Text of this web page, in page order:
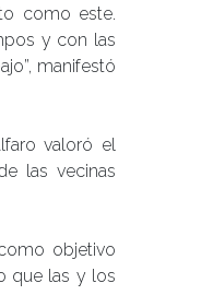
como este.
y con las
manifestó
valoró el
las vecinas
objetivo
que las y los